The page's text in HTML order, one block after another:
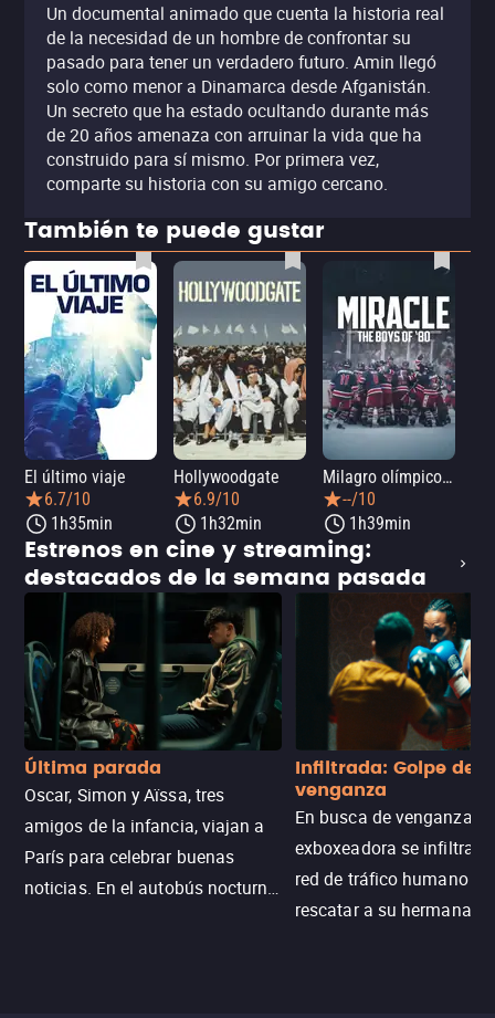
Un documental animado que cuenta la historia real
de la necesidad de un hombre de confrontar su
pasado para tener un verdadero futuro. Amin llegó
solo como menor a Dinamarca desde Afganistán.
Un secreto que ha estado ocultando durante más
de 20 años amenaza con arruinar la vida que ha
construido para sí mismo. Por primera vez,
comparte su historia con su amigo cercano.
También te puede gustar
El último viaje
6.7/10
1h35min
Hollywoodgate
6.9/10
1h32min
Milagro olímpico: El equipo de hockey sobre hielo de 1980
--/10
1h39min
Estrenos en cine y streaming:
destacados de la semana pasada
Última parada
Oscar, Simon y Aïssa, tres
amigos de la infancia, viajan a
París para celebrar buenas
noticias. En el autobús nocturno
Infiltrada: Golpe de
venganza
En busca de venganza,
exboxeadora se infiltra
red de tráfico humano
rescatar a su hermana